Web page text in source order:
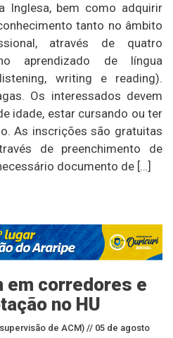
Inglesa, bem como adquirir
tanto no âmbito
através de quatro
aprendizado de língua
writing e reading).
Os interessados devem
idade, estar cursando ou ter
As inscrições são gratuitas
de preenchimento de
documento de […]
em corredores e
no HU
de ACM) // 05 de agosto